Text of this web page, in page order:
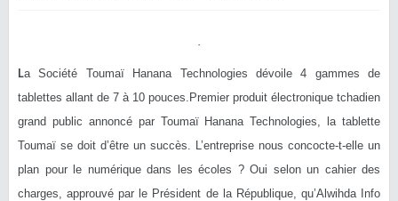
La Société Toumaï Hanana Technologies dévoile 4 gammes de
tablettes allant de 7 à 10 pouces.Premier produit électronique tchadien
grand public annoncé par Toumaï Hanana Technologies, la tablette
Toumaï se doit d’être un succès. L’entreprise nous concocte-t-elle un
plan pour le numérique dans les écoles ? Oui selon un cahier des
charges, approuvé par le Président de la République, qu’Alwihda Info